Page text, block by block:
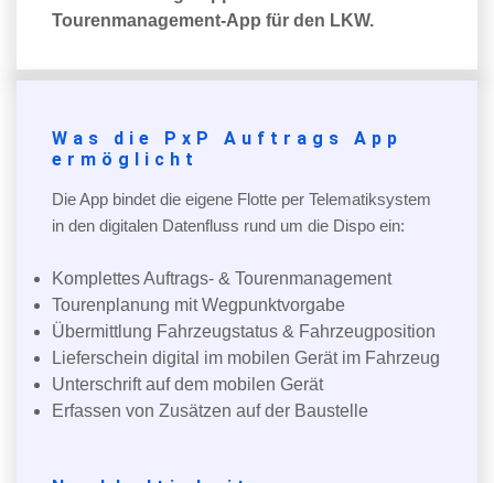
Tourenmanagement-App für den LKW.
Was die PxP Auftrags App
ermöglicht
Die App bindet die eigene Flotte per Telematiksystem
in den digitalen Datenfluss rund um die Dispo ein:
Komplettes Auftrags- & Tourenmanagement
Tourenplanung mit Wegpunktvorgabe
Übermittlung Fahrzeugstatus & Fahrzeugposition
Lieferschein digital im mobilen Gerät im Fahrzeug
Unterschrift auf dem mobilen Gerät
Erfassen von Zusätzen auf der Baustelle